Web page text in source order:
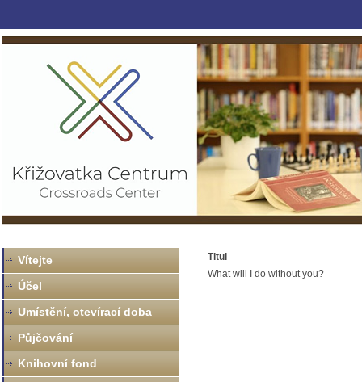
Titul
What will I do without you?
Vítejte
Účel
Umístění, otevírací doba
Půjčování
Knihovní fond